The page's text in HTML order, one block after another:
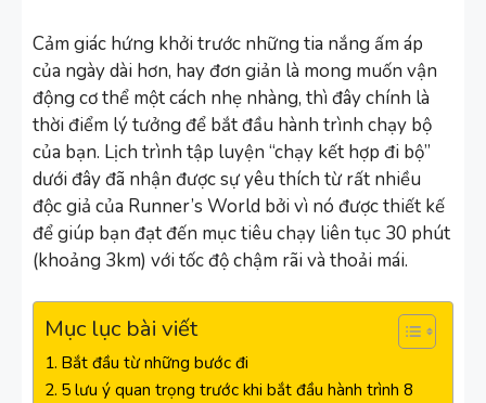
Cảm giác hứng khởi trước những tia nắng ấm áp
của ngày dài hơn, hay đơn giản là mong muốn vận
động cơ thể một cách nhẹ nhàng, thì đây chính là
thời điểm lý tưởng để bắt đầu hành trình chạy bộ
của bạn. Lịch trình tập luyện “chạy kết hợp đi bộ”
dưới đây đã nhận được sự yêu thích từ rất nhiều
độc giả của Runner’s World bởi vì nó được thiết kế
để giúp bạn đạt đến mục tiêu chạy liên tục 30 phút
(khoảng 3km) với tốc độ chậm rãi và thoải mái.
Mục lục bài viết
Bắt đầu từ những bước đi
5 lưu ý quan trọng trước khi bắt đầu hành trình 8